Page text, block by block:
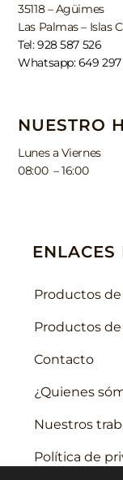
35118 – Agüimes
Las Palmas – Islas
Tel: 928 587 526
Whatsapp: 649 297
NUESTRO
Lunes a Viernes
08:00 – 16:00
Productos
Productos
Contacto
¿Quienes
Nuestros
Política de